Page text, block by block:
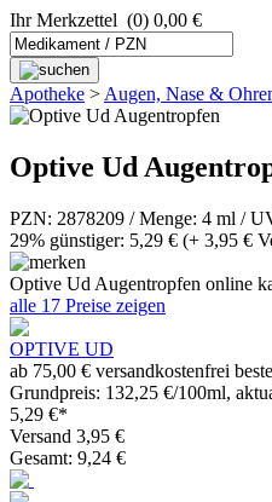
Ihr Merkzettel (0) 0,00 €
Apotheke > Augen, Nase &
Optive Ud
PZN: 2878209 / Menge: 4 ml /
29% günstiger: 5,29 € (+ 3,95 €
Optive Ud Augentropfen online
alle 17 Preise zeigen
OPTIVE UD
ab 75,00 € versandkostenfrei
Grundpreis: 132,25 €/100ml,
5,29 €*
Versand 3,95 €
Gesamt: 9,24 €